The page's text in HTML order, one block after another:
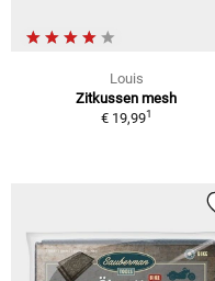
Louis
Zitkussen mesh
€ 19,991